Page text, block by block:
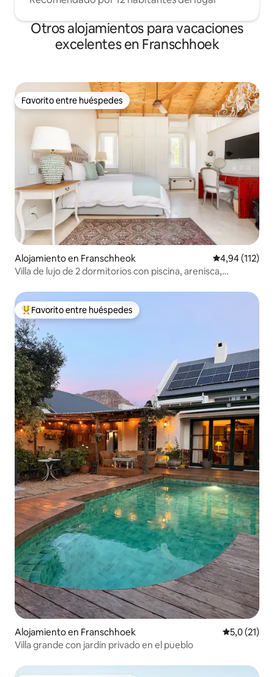
Otros alojamientos para vacaciones
excelentes en Franschhoek
Favorito entre huéspedes
Favorito entre huéspedes
Alojamiento en Franschheok Calificación
4,94 (112)
Villa de lujo de 2 dormitorios con piscina, arenisca,
Favorito entre los huéspedes más destacados
Favorito entre huéspedes
Alojamiento en Franschhoek Calificación
5,0 (21)
Villa grande con jardín privado en el pueblo